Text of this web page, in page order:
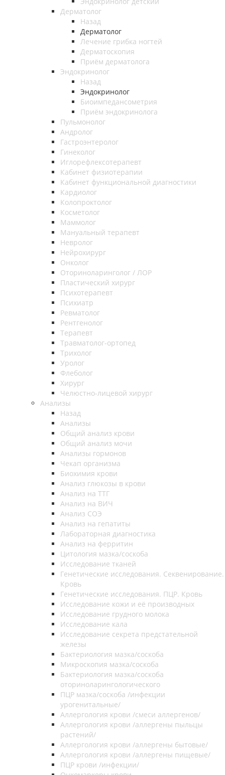
Дерматолог
Назад
Дерматолог
Лечение грибка ногтей
Дерматоскопия
Приём дерматолога
Эндокринолог
Назад
Эндокринолог
Биоимпедансометрия
Приём эндокринолога
Пульмонолог
Андролог
Гастроэнтеролог
Гинеколог
Иглорефлексотерапевт
Кабинет физиотерапии
Кабинет функциональной диагностики
Кардиолог
Колопроктолог
Косметолог
Маммолог
Мануальный терапевт
Невролог
Нейрохирург
Онколог
Оториноларинголог / ЛОР
Пластический хирург
Психотерапевт
Психиатр
Ревматолог
Рентгенолог
Терапевт
Травматолог-ортопед
Трихолог
Уролог
Флеболог
Хирург
Челюстно-лицевой хирург
Анализы
Назад
Анализы
Общий анализ крови
Общий анализ мочи
Анализы гормонов
Чекап организма
Биохимия крови
Анализ глюкозы в крови
Анализ на ТТГ
Анализ на ВИЧ
Анализ СОЭ
Анализ на гепатиты
Лабораторная диагностика
Анализ на ферритин
Цитология мазка/соскоба
Исследование тканей
Генетические исследования. Секвенирование.
Кровь
Генетические исследования. ПЦР. Кровь
Исследование кожи и её производных
Исследование грудного молока
Исследование кала
Исследование секрета предстательной
железы
Бактериология мазка/соскоба
Микроскопия мазка/соскоба
Бактериология мазка/соскоба
оториноларингологического
ПЦР мазка/соскоба /инфекции
урогенитальные/
Аллергология крови /смеси аллергенов/
Аллергология крови /аллергены пыльцы
растений/
Аллергология крови /аллергены бытовые/
Аллергология крови /аллергены пищевые/
ПЦР крови /инфекции/